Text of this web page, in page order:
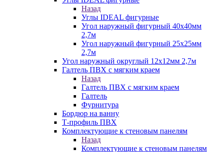
Назад
Углы IDEAL фигурные
Угол наружный фигурный 40х40мм
2,7м
Угол наружный фигурный 25х25мм
2,7м
Угол наружный округлый 12х12мм 2,7м
Галтель ПВХ с мягким краем
Назад
Галтель ПВХ с мягким краем
Галтель
Фурнитура
Бордюр на ванну
Т-профиль ПВХ
Комплектующие к стеновым панелям
Назад
Комплектующие к стеновым панелям